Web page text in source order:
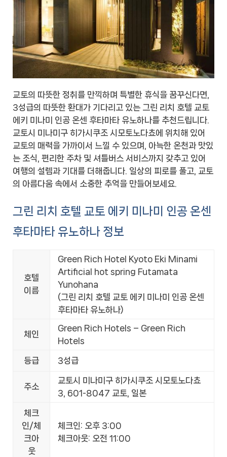
교토의 따뜻한 정취를 만끽하며 특별한 휴식을 꿈꾸신다면,
3성급의 따뜻한 환대가 기다리고 있는 그린 리치 호텔 교토
에키 미나미 인공 온센 후타마타 유노하나를 추천드립니다.
교토시 미나미구 히가시쿠조 시모토노다쵸에 위치해 있어
교토의 매력을 가까이서 느낄 수 있으며, 아늑한 온천과 맛있
는 조식, 편리한 주차 및 셔틀버스 서비스까지 갖추고 있어
여행의 설렘과 기대를 더해줍니다. 일상의 피로를 풀고, 교토
의 아름다움 속에서 소중한 추억을 만들어보세요.
그린 리치 호텔 교토 에키 미나미 인공 온센
후타마타 유노하나 정보
호텔
이름
Green Rich Hotel Kyoto Eki Minami
Artificial hot spring Futamata
Yunohana
(그린 리치 호텔 교토 에키 미나미 인공 온센
후타마타 유노하나)
체인
Green Rich Hotels – Green Rich
Hotels
등급 3성급
주소
교토시 미나미구 히가시쿠조 시모토노다쵸
3, 601-8047 교토, 일본
체크
인/체
크아
웃
체크인: 오후 3:00
체크아웃: 오전 11:00